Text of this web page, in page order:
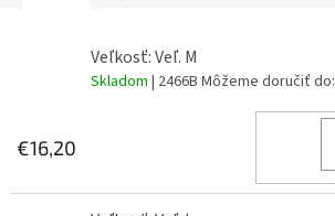
Veľkosť: Veľ. M
Skladom | 2466B Môžeme doručiť do:
€16,20